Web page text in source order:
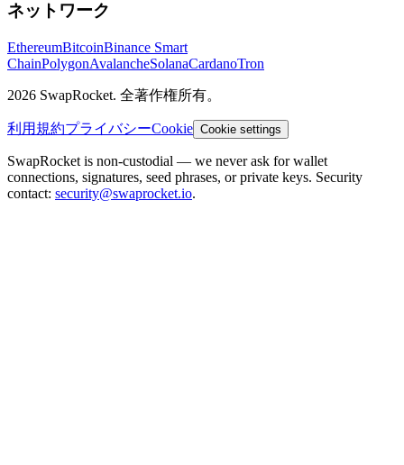
ネットワーク
EthereumBitcoinBinance Smart
ChainPolygonAvalancheSolanaCardanoTron
2026 SwapRocket. 全著作権所有。
利用規約プライバシーCookie Cookie settings
SwapRocket is non-custodial — we never ask for wallet
connections, signatures, seed phrases, or private keys. Security
contact: security@swaprocket.io.